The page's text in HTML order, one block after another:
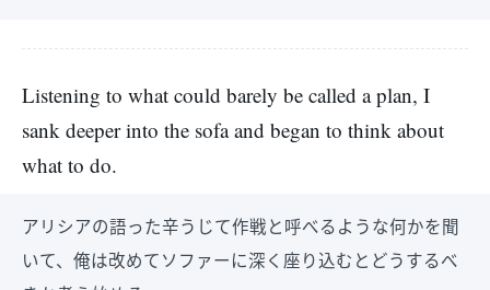
Listening to what could barely be called a plan, I
sank deeper into the sofa and began to think about
what to do.
アリシアの語った辛うじて作戦と呼べるような何かを聞
いて、俺は改めてソファーに深く座り込むとどうするべ